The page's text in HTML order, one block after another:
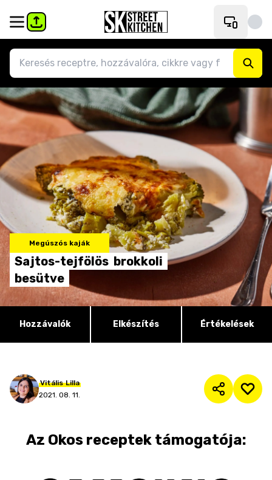
Megúszós kaják
Sajtos-tejfölös brokkoli
besütve
Hozzávalók Elkészítés Értékelések
Vitális Lilla
2021. 08. 11.
Az Okos receptektámogatója: